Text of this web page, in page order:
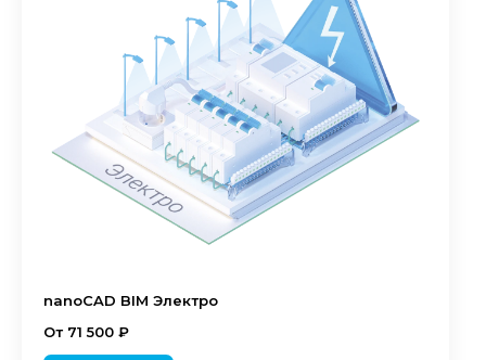
nanoCAD BIM Электро
От 71 500 ₽